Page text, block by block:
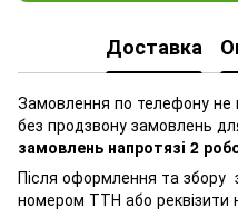
Доставка
Замовлення по телефону
без продзвону замовлень
замовлень напротязі 2
Після оформлення та
номером ТТН або реквізити